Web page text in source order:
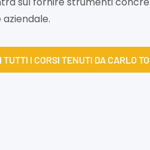
TUTTI I CORSI TENUTI DA CARLO